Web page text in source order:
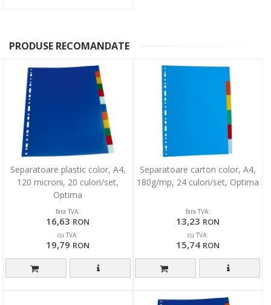
PRODUSE RECOMANDATE
Separatoare plastic color, A4,
120 microni, 20 culori/set,
Optima
fara TVA:
16,63 RON
cu TVA:
19,79 RON
Separatoare carton color, A4,
180g/mp, 24 culori/set, Optima
fara TVA:
13,23 RON
cu TVA:
15,74 RON